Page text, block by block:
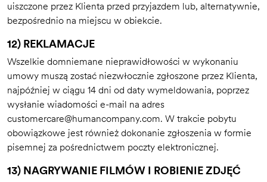
uiszczone przez Klienta przed przyjazdem lub, alternatywnie,
bezpośrednio na miejscu w obiekcie.
12) REKLAMACJE
Wszelkie domniemane nieprawidłowości w wykonaniu
umowy muszą zostać niezwłocznie zgłoszone przez Klienta,
najpóźniej w ciągu 14 dni od daty wymeldowania, poprzez
wysłanie wiadomości e-mail na adres
customercare@humancompany.com. W trakcie pobytu
obowiązkowe jest również dokonanie zgłoszenia w formie
pisemnej za pośrednictwem poczty elektronicznej.
13) NAGRYWANIE FILMÓW I ROBIENIE ZDJĘĆ